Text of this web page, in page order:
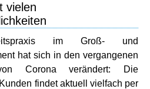
vielen
im Groß- und
hat sich in den vergangenen
Corona verändert: Die
findet aktuell vielfach per